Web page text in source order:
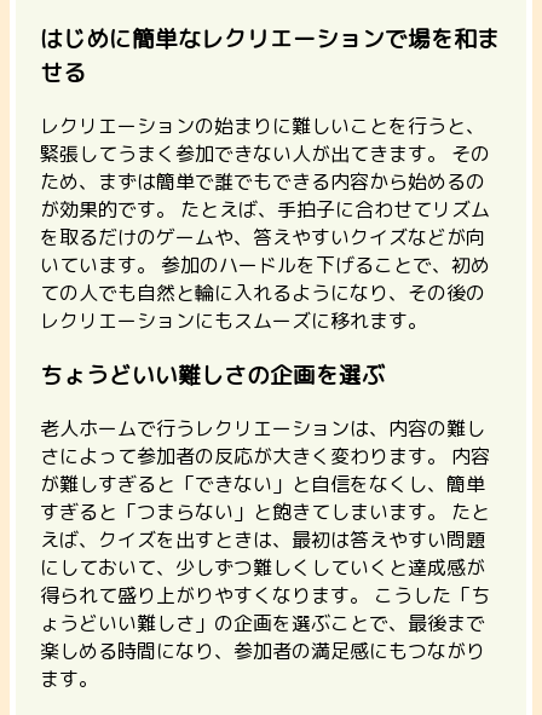
はじめに簡単なレクリエーションで場を和ま
せる
レクリエーションの始まりに難しいことを行うと、
緊張してうまく参加できない人が出てきます。
その
ため、まずは簡単で誰でもできる内容から始めるの
が効果的です。 たとえば、手拍子に合わせてリズム
を取るだけのゲームや、答えやすいクイズなどが向
いています。 参加のハードルを下げることで、初め
ての人でも自然と輪に入れるようになり、その後の
レクリエーションにもスムーズに移れます。
ちょうどいい難しさの企画を選ぶ
老人ホームで行うレクリエーションは、内容の難し
さによって参加者の反応が大きく変わります。 内容
が難しすぎると「できない」と自信をなくし、簡単
すぎると「つまらない」と飽きてしまいます。
たと
えば、クイズを出すときは、最初は答えやすい問題
にしておいて、少しずつ難しくしていくと達成感が
得られて盛り上がりやすくなります。 こうした「ち
ょうどいい難しさ」の企画を選ぶことで、最後まで
楽しめる時間になり、参加者の満足感にもつながり
ます。